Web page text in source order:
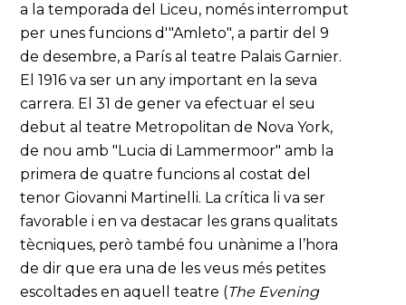
a la temporada del Liceu, només interromput
per unes funcions d'"Amleto", a partir del 9
de desembre, a París al teatre Palais Garnier.
El 1916 va ser un any important en la seva
carrera. El 31 de gener va efectuar el seu
debut al teatre Metropolitan de Nova York,
de nou amb "Lucia di Lammermoor" amb la
primera de quatre funcions al costat del
tenor Giovanni Martinelli. La crítica li va ser
favorable i en va destacar les grans qualitats
tècniques, però també fou unànime a l’hora
de dir que era una de les veus més petites
escoltades en aquell teatre (The Evening